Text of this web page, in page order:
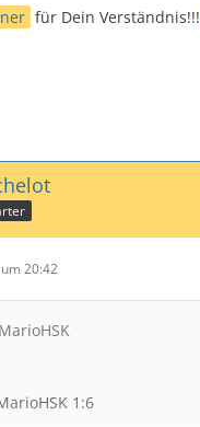
für Dein Verständnis!!!
20:42
1:6